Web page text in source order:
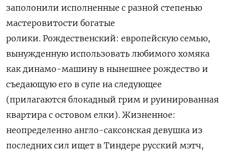
заполонили исполненные с разной степенью
мастеровитости богатые
ролики. Рождественский: европейскую семью,
вынужденную использовать любимого хомяка
как динамо-машину в нынешнее рождество и
съедающую его в супе на следующее
(прилагаются блокадный грим и руинированная
квартира с остовом елки). Жизненное:
неопределенно англо-саксонская девушка из
последних сил ищет в Тиндере русский мэтч,